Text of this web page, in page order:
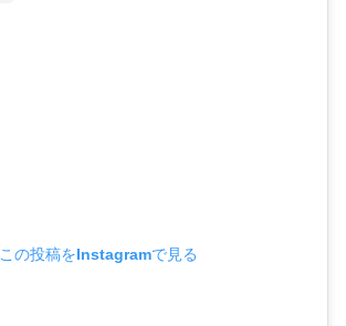
この投稿をInstagramで見る